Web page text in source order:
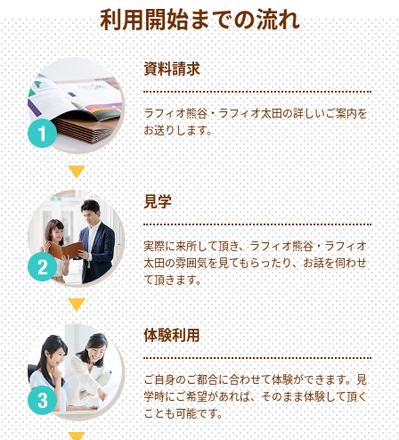
利用開始までの流れ
資料請求
ラフィオ熊谷・ラフィオ太田の詳しいご案内を
お送りします。
見学
実際に来所して頂き、ラフィオ熊谷・ラフィオ
太田の雰囲気を見てもらったり、お話を伺わせ
て頂きます。
体験利用
ご自身のご都合に合わせて体験ができます。見
学時にご希望があれば、そのまま体験して頂く
ことも可能です。